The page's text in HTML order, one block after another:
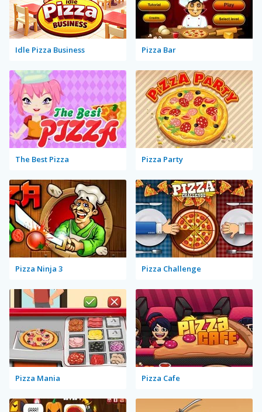
Idle Pizza Business Pizza Bar
The Best Pizza Pizza Party
Pizza Ninja 3 Pizza Challenge
Pizza Mania Pizza Cafe